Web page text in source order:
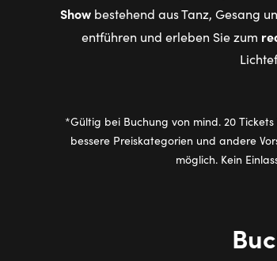
Showbestehend aus Tanz, Gesang
entführen und erleben Sie zum
*Gültig bei Buchung von mind. 20
bessere Preiskategorien und andere
möglich. Kein